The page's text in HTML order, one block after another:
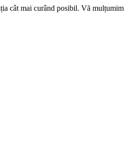
cât mai curând posibil. Vă mulțumim